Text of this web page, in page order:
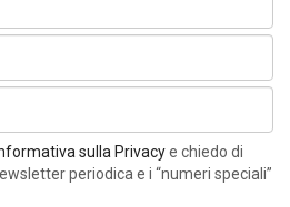
sulla Privacye chiedo di
periodica e i “numeri speciali”